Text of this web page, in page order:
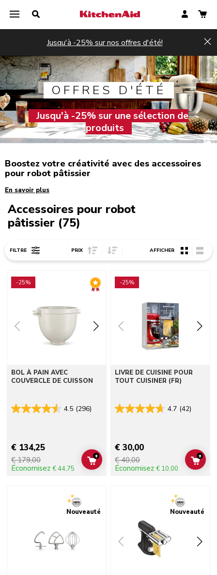
Jusqu'à -25% sur nos offres d'été!
OFFRES D'ÉTÉ
Jusqu'à -25% sur une sélection de
produits
Boostez votre créativité avec des accessoires
pour robot pâtissier
En savoir plus
Accessoires pour robot
pâtissier (75)
FILTRE PRIX Sort Price ascending
Sort Price descending
AFFICHER
-25%
BOL À PAIN AVEC
COUVERCLE DE CUISSON
4.5 (296)
€ 134,25
€ 179,00
Économisez € 44,75
ADD TO CART
+
-25%
LIVRE DE CUISINE POUR
TOUT CUISINER (FR)
4.7 (42)
€ 30,00
€ 40,00
Économisez € 10,00
ADD
+
Nouveauté Nouveauté